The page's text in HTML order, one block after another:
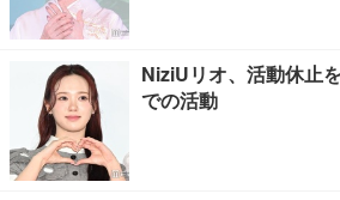
NiziUリオ、活動休止
での活動